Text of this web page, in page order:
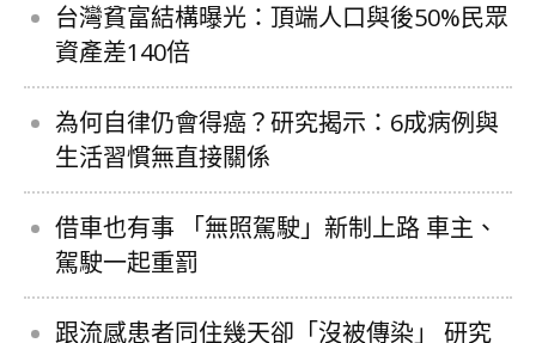
台灣貧富結構曝光：頂端人口與後50%民眾
資產差140倍
為何自律仍會得癌？研究揭示：6成病例與
生活習慣無直接關係
借車也有事 「無照駕駛」新制上路 車主、
駕駛一起重罰
跟流感患者同住幾天卻「沒被傳染」 研究